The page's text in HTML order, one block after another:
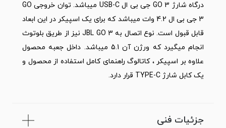
درگاه شارژ GO 3 جی بی ال USB-C میباشد. توان خروجی GO
3 جی بی ال 4.2 وات میباشد که برای یک اسپیکر در این ابعاد
قابل قبول است. نوع اتصال به JBL GO 3 نیز از طریق بلوتوث
انجام میگیرد که ورژن آن 5.1 میباشد. داخل جعبه محصول
علاوه بر اسپیکر ، کاتالوگ راهنمای کامل استفاده از محصول و
یک کابل شارژ TYPE-C قرار دارد.
جزئیات فنی